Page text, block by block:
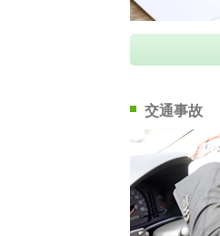
交通事故